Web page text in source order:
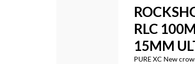
RLC
15MM
PURE XC New